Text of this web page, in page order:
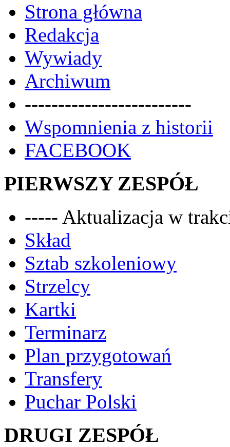
Strona główna
Redakcja
Wywiady
Archiwum
-------------------------
Wspomnienia z historii
FACEBOOK
PIERWSZY ZESPÓŁ
----- Aktualizacja w
Skład
Sztab szkoleniowy
Strzelcy
Kartki
Terminarz
Plan przygotowań
Transfery
Puchar Polski
DRUGI ZESPÓŁ